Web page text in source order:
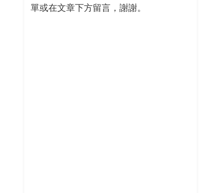
單或在文章下方留言，謝謝。